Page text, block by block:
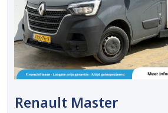
Renault Master